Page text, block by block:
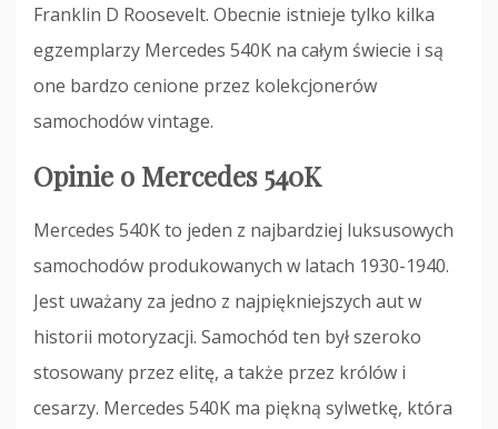
Franklin D Roosevelt. Obecnie istnieje tylko kilka
egzemplarzy Mercedes 540K na całym świecie i są
one bardzo cenione przez kolekcjonerów
samochodów vintage.
Opinie o Mercedes 540K
Mercedes 540K to jeden z najbardziej luksusowych
samochodów produkowanych w latach 1930-1940.
Jest uważany za jedno z najpiękniejszych aut w
historii motoryzacji. Samochód ten był szeroko
stosowany przez elitę, a także przez królów i
cesarzy. Mercedes 540K ma piękną sylwetkę, która